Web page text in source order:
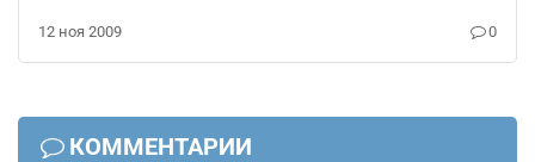
12 ноя 2009 0
КОММЕНТАРИИ